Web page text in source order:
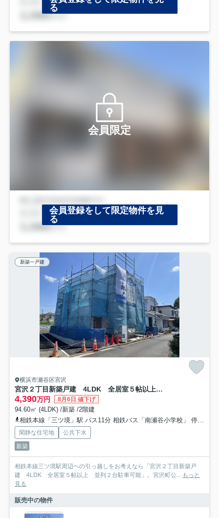
る
会員限定
会員登録をして限定物件を見
る
新築一戸建
横浜市瀬谷区宮沢
宮沢２丁目新築戸建 4LDK 全居室５帖以上 並列２台駐車可能
4,390万円 8月6日 値下げ
94.60㎡ (4LDK) /新築 /2階建
相鉄本線「三ツ境」駅 バス11分 相鉄バス「南瀬谷小学校」 停歩7分
閑静な住宅地
公共下水
新築
相鉄本線三ツ境駅周辺への引っ越しをお考えなら「宮沢２丁目新築戸
建 4LDK 全居室５帖以上 並列２台駐車可能」。宮沢町公...
もっと
見る
販売中の物件